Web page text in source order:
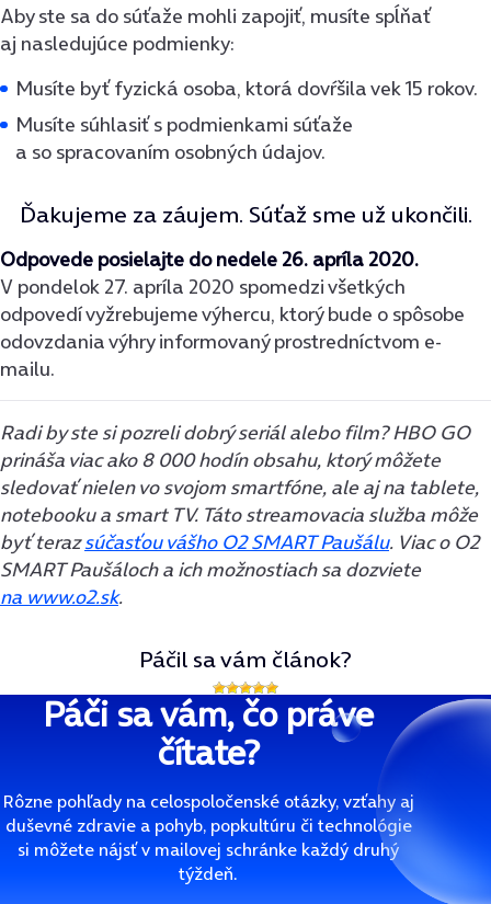
Aby ste sa do súťaže mohli zapojiť, musíte spĺňať
aj nasledujúce podmienky:
Musíte byť fyzická osoba, ktorá dovŕšila vek 15 rokov.
Musíte súhlasiť s podmienkami súťaže
a so spracovaním osobných údajov.
Ďakujeme za záujem. Súťaž sme už ukončili.
Odpovede posielajte do nedele 26. apríla 2020.
V pondelok 27. apríla 2020 spomedzi všetkých
odpovedí vyžrebujeme výhercu, ktorý bude o spôsobe
odovzdania výhry informovaný prostredníctvom e-
mailu.
Radi by ste si pozreli dobrý seriál alebo film? HBO GO
prináša viac ako 8 000 hodín obsahu, ktorý môžete
sledovať nielen vo svojom smartfóne, ale aj na tablete,
notebooku a smart TV. Táto streamovacia služba môže
byť terazsúčasťou vášho O2 SMART Paušálu. Viac o O2
SMART Paušáloch a ich možnostiach sa dozviete
na www.o2.sk.
Páčil sa vám článok?
Páči sa vám, čo práve
čítate?
Rôzne pohľady na celospoločenské otázky, vzťahy aj
duševné zdravie a pohyb, popkultúru či technológie
si môžete nájsť v mailovej schránke každý druhý
týždeň.